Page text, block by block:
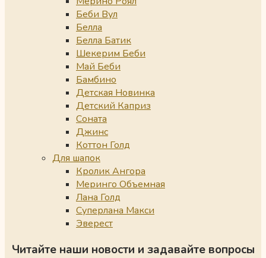
Беби Вул
Белла
Белла Батик
Шекерим Беби
Май Беби
Бамбино
Детская Новинка
Детский Каприз
Соната
Джинс
Коттон Голд
Для шапок
Кролик Ангора
Меринго Объемная
Лана Голд
Суперлана Макси
Эверест
Читайте наши новости и задавайте вопросы